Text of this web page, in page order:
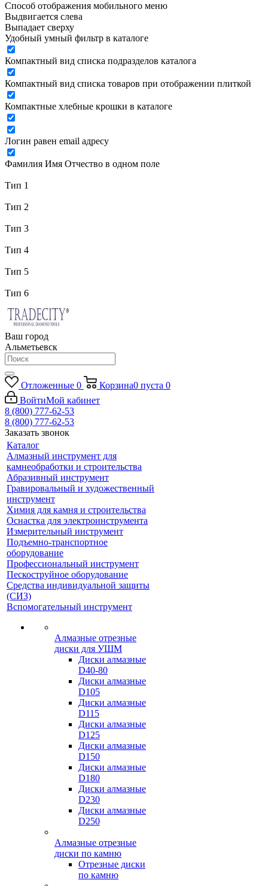
Способ отображения мобильного меню
Выдвигается слева
Выпадает сверху
Удобный умный фильтр в каталоге
Компактный вид списка подразделов каталога
Компактный вид списка товаров при отображении плиткой
Компактные хлебные крошки в каталоге
Логин равен email адресу
Фамилия Имя Отчество в одном поле
Тип 1
Тип 2
Тип 3
Тип 4
Тип 5
Тип 6
Ваш город
Альметьевск
Отложенные 0 Корзина0 пуста 0
ВойтиМой кабинет
8 (800) 777-62-53
8 (800) 777-62-53
Заказать звонок
Каталог
Алмазный инструмент для
камнеобработки и строительства
Абразивный инструмент
Гравировальный и художественный
инструмент
Химия для камня и строительства
Оснастка для электроинструмента
Измерительный инструмент
Подъемно-транспортное
оборудование
Профессиональный инструмент
Пескоструйное оборудование
Средства индивидуальной защиты
(СИЗ)
Вспомогательный инструмент
Алмазные отрезные
диски для УШМ
Диски алмазные
D40-80
Диски алмазные
D105
Диски алмазные
D115
Диски алмазные
D125
Диски алмазные
D150
Диски алмазные
D180
Диски алмазные
D230
Диски алмазные
D250
Алмазные отрезные
диски по камню
Отрезные диски
по камню